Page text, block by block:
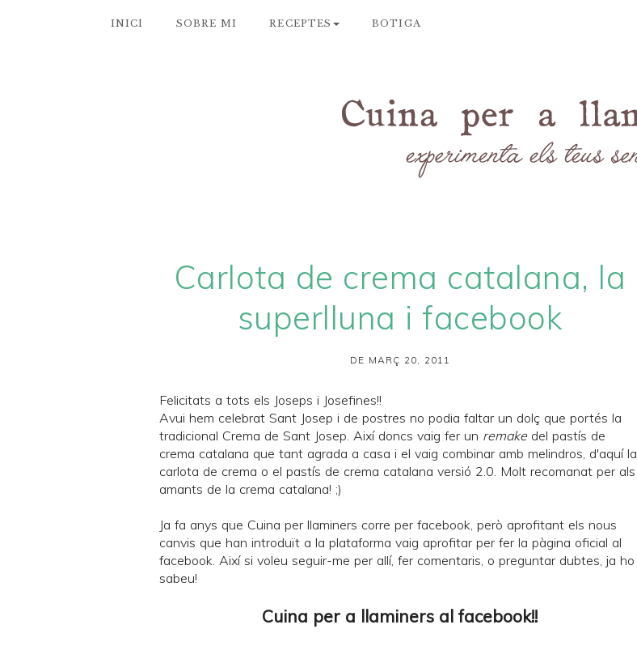
INICI SOBRE MI RECEPTES BOTIGA
Carlota de crema catalana, la
superlluna i facebook
DE MARÇ 20, 2011
Felicitats a tots els Joseps i Josefines!!
Avui hem celebrat Sant Josep i de postres no podia faltar un dolç que portés la
tradicional Crema de Sant Josep. Així doncs vaig fer un remakedel pastís de
crema catalana que tant agrada a casa i el vaig combinar amb melindros, d'aquí la
carlota de crema o el pastís de crema catalana versió 2.0. Molt recomanat per als
amants de la crema catalana! ;)
Ja fa anys que Cuina per llaminers corre per facebook, però aprofitant els nous
canvis que han introduït a la plataforma vaig aprofitar per fer la pàgina oficial al
facebook. Així si voleu seguir-me per allí, fer comentaris, o preguntar dubtes, ja ho
sabeu!
Cuina per a llaminers al facebook!!